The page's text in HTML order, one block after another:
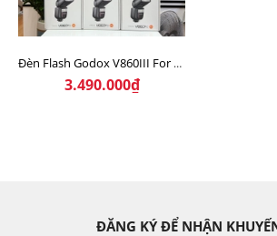
Đèn Flash Godox V860III For NIKON, SONY,CANON ( NEW )
3.490.000₫
ĐĂNG KÝ ĐỂ NHẬN